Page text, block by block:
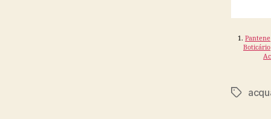
1. Pantene
Boticário
Tags